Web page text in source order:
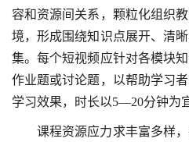
容和资源间关系，颗粒化组织
境，形成围绕知识点展开、清
集。每个短视频应针对各模块
作业题或讨论题，以帮助学习
学习效果，时长以5—20分钟为
课程资源应力求丰富多样